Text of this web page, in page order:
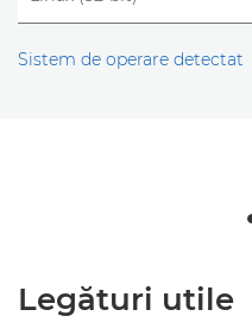
Sistem de operare detectat
Legături utile